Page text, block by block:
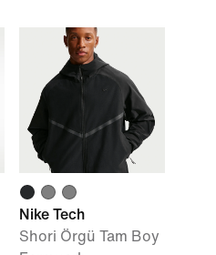
Nike Tech
Shori Örgü Tam Boy